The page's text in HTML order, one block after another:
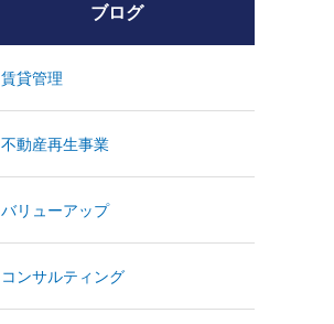
ブログ
賃貸管理
不動産再生事業
バリューアップ
コンサルティング